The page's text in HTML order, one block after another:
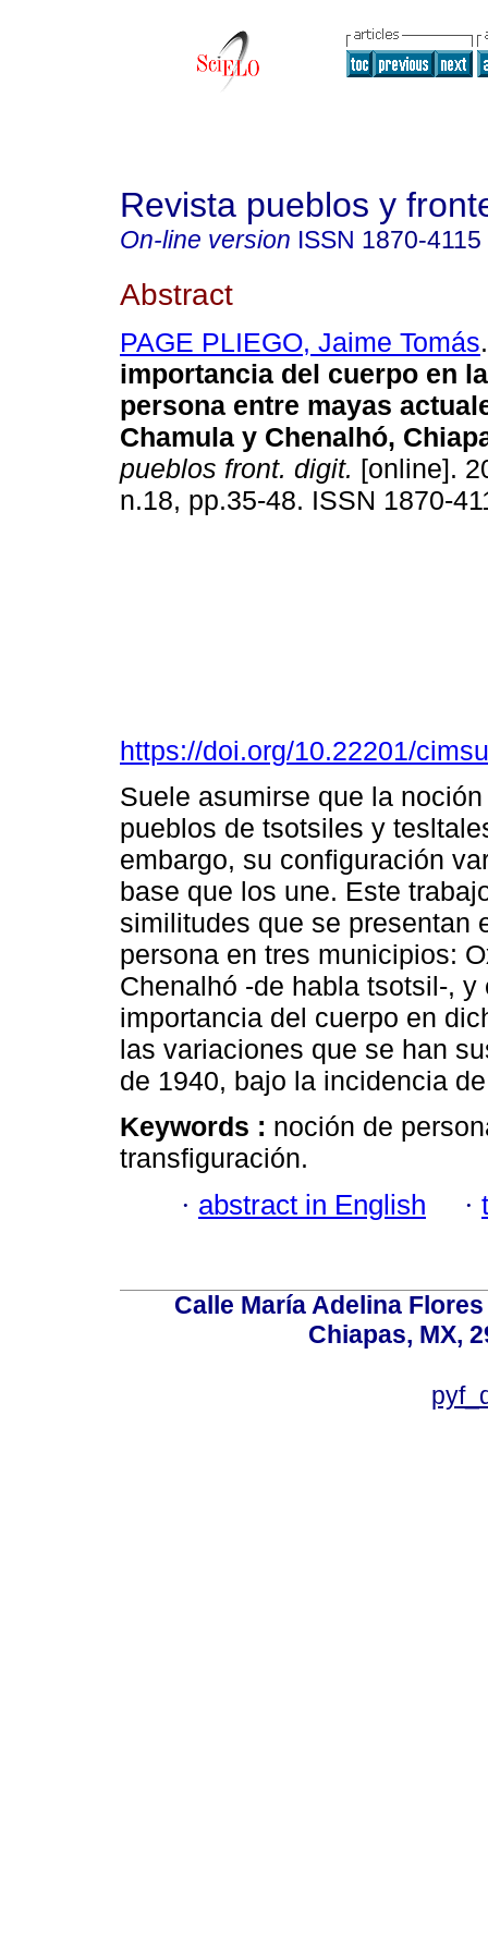
Revista pueblos y
On-line version ISSN 1870-4115
Abstract
PAGE PLIEGO, Jaime Tomás.
importancia del cuerpo en
persona entre mayas
Chamula y Chenalhó,
pueblos front. digit. [online].
n.18, pp.35-48. ISSN 1870-
https://doi.org/10.22201/
Suele asumirse que la
pueblos de tsotsiles y
embargo, su configuración
base que los une. Este
similitudes que se presentan
persona en tres municipios:
Chenalhó -de habla tsotsil-,
importancia del cuerpo en
las variaciones que se han
de 1940, bajo la incidencia
Keywords : noción de
transfiguración.
· abstract in English ·
Calle María Adelina
Chiapas, MX,